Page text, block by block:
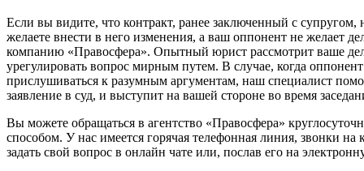
Если вы видите, что контракт, ранее заключенный с супругом,
желаете внести в него изменения, а ваш оппонент не желает
компанию «Правосфера». Опытный юрист рассмотрит ваше
урегулировать вопрос мирным путем. В случае, когда
прислушиваться к разумным аргументам, наш специалист
заявление в суд, и выступит на вашей стороне во время
Вы можете обращаться в агентство «Правосфера»
способом. У нас имеется горячая телефонная линия, звонки
задать свой вопрос в онлайн чате или, послав его на